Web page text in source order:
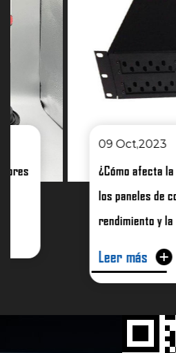
09 Oct,2023
¿Cómo afecta la selección
los paneles de conexión de
rendimiento y la durabilidad?